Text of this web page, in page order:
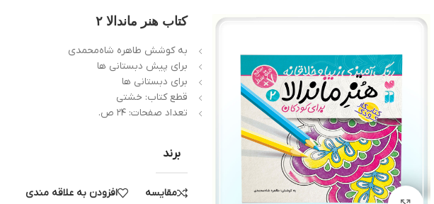
کتاب هنر ماندالا ۲
به کوشش طاهره شاه‌محمدی
برای پیش دبستانی ها
برای دبستانی ها
قطع کتاب: خشتی
تعداد صفحات: ۲۴ ص.
برند
مقایسه افزودن به علاقه مندی